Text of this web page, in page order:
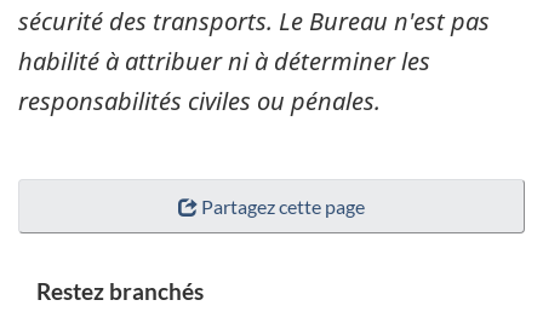
sécurité des transports. Le Bureau n'est pas
habilité à attribuer ni à déterminer les
responsabilités civiles ou pénales.
Partagez cette page
Restez branchés